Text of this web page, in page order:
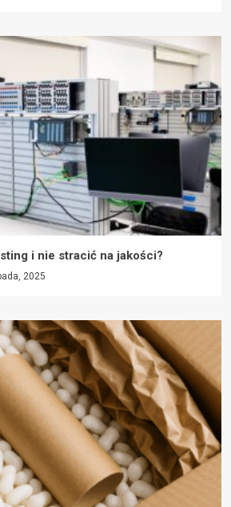
i nie stracić na jakości?
2025